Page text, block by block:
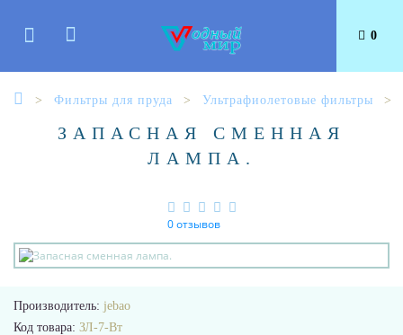
0
Фильтры для пруда Ультрафиолетовые фильтры
ЗАПАСНАЯ СМЕННАЯ
ЛАМПА.
0 отзывов
Производитель: jebao
Код товара: ЗЛ-7-Вт